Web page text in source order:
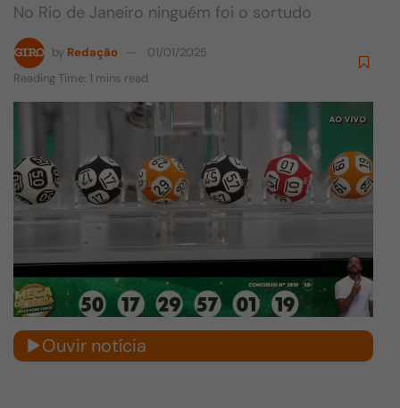
No Rio de Janeiro ninguém foi o sortudo
by Redação
01/01/2025
Reading Time: 1 mins read
Ouvir notícia